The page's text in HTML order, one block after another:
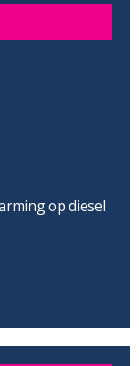
op diesel